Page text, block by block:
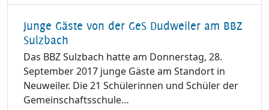
Junge Gäste von der GeS Dudweiler am BBZ
Sulzbach
Das BBZ Sulzbach hatte am Donnerstag, 28.
September 2017 junge Gäste am Standort in
Neuweiler. Die 21 Schülerinnen und Schüler der
Gemeinschaftsschule…